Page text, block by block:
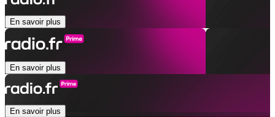
En savoir plus
En savoir plus
En savoir plus